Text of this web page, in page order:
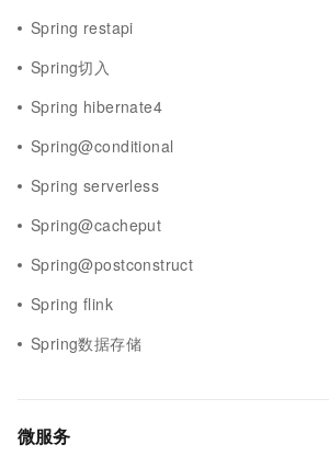
Spring restapi
Spring切入
Spring hibernate4
Spring@conditional
Spring serverless
Spring@cacheput
Spring@postconstruct
Spring flink
Spring数据存储
微服务